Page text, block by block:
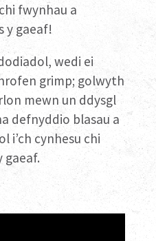
fwynhau a
y gaeaf!
wedi ei
grimp; golwyth
mewn un ddysgl
defnyddio blasau a
i’ch cynhesu chi
gaeaf.